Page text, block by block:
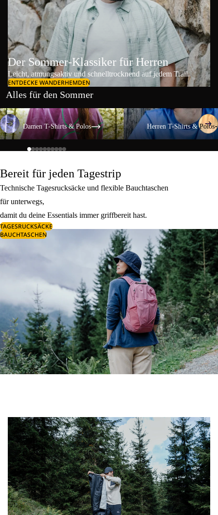
Der Sommer-Klassiker für Herren
Leicht, atmungsaktiv und schnelltrocknend auf jedem Trail.
ENTDECKE WANDERHEMDEN
Alles für den Sommer
Damen T-Shirts & Polos
Damen T-Shirts & Polos
Herren T-Shirts & Polos
Herren T-Shirts & Polos
Bereit für jeden Tagestrip
Technische Tagesrucksäcke und flexible Bauchtaschen
für unterwegs,
damit du deine Essentials immer griffbereit hast.
TAGESRUCKSÄCKE
BAUCHTASCHEN